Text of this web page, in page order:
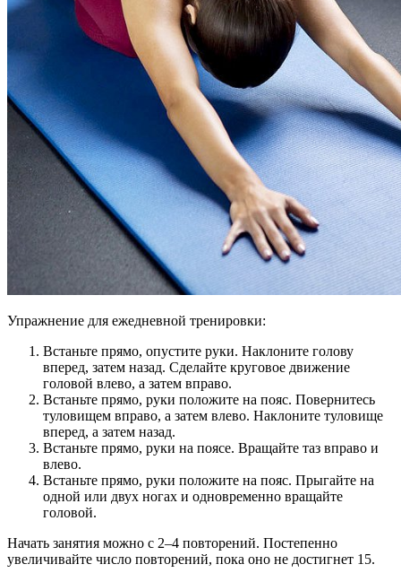
Упражнение для ежедневной тренировки:
Встаньте прямо, опустите руки. Наклоните голову
вперед, затем назад. Сделайте круговое движение
головой влево, а затем вправо.
Встаньте прямо, руки положите на пояс. Повернитесь
туловищем вправо, а затем влево. Наклоните туловище
вперед, а затем назад.
Встаньте прямо, руки на поясе. Вращайте таз вправо и
влево.
Встаньте прямо, руки положите на пояс. Прыгайте на
одной или двух ногах и одновременно вращайте
головой.
Начать занятия можно с 2–4 повторений. Постепенно
увеличивайте число повторений, пока оно не достигнет 15.